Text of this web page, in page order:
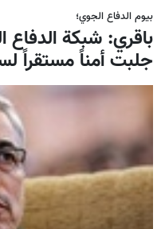
بيوم الدفاع الجوي؛
باقري: شبكة الدفاع
جلبت أمناً مستقراً